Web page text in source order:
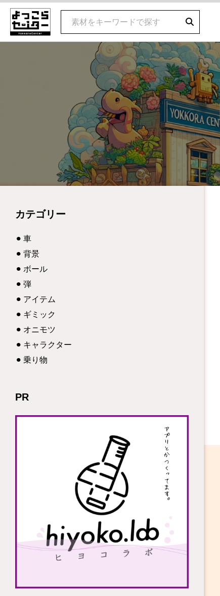
カテゴリー
車
背景
ボール
弾
アイテム
ギミック
オニモツ
キャラクター
乗り物
PR